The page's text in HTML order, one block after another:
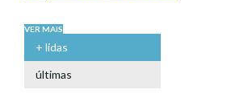
VER MAIS
+ lidas
últimas